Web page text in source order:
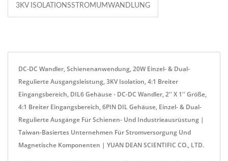
3KV ISOLATIONSSTROMUMWANDLUNG
DC-DC Wandler, Schienenanwendung, 20W Einzel- & Dual-
Regulierte Ausgangsleistung, 3KV Isolation, 4:1 Breiter
Eingangsbereich, DIL6 Gehäuse - DC-DC Wandler, 2'' X 1'' Größe,
4:1 Breiter Eingangsbereich, 6PIN DIL Gehäuse, Einzel- & Dual-
Regulierte Ausgänge Für Schienen- Und Industrieausrüstung |
Taiwan-Basiertes Unternehmen Für Stromversorgung Und
Magnetische Komponenten | YUAN DEAN SCIENTIFIC CO., LTD.